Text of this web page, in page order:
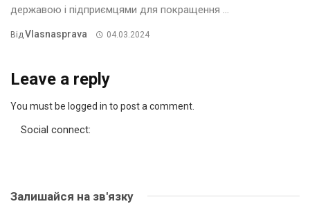
державою і підприємцями для покращення ...
Від Vlasnasprava 04.03.2024
Leave a reply
You must be logged in to post a comment.
Social connect:
Залишайся на зв'язку